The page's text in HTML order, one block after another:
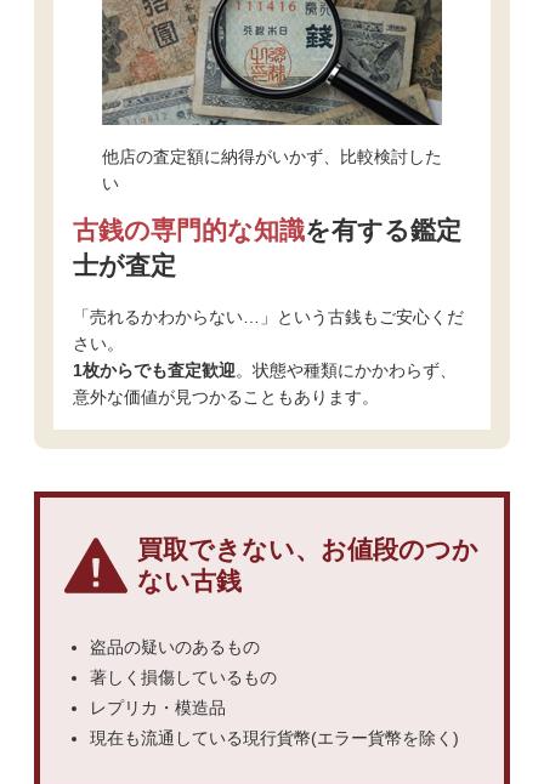
他店の査定額に納得がいかず、比較検討した
い
古銭の専門的な知識を有する鑑定
士が査定
「売れるかわからない…」という古銭もご安心くだ
さい。
1枚からでも査定歓迎。状態や種類にかかわらず、
意外な価値が見つかることもあります。
買取できない、お値段のつか
ない古銭
盗品の疑いのあるもの
著しく損傷しているもの
レプリカ・模造品
現在も流通している現行貨幣(エラー貨幣を除く)